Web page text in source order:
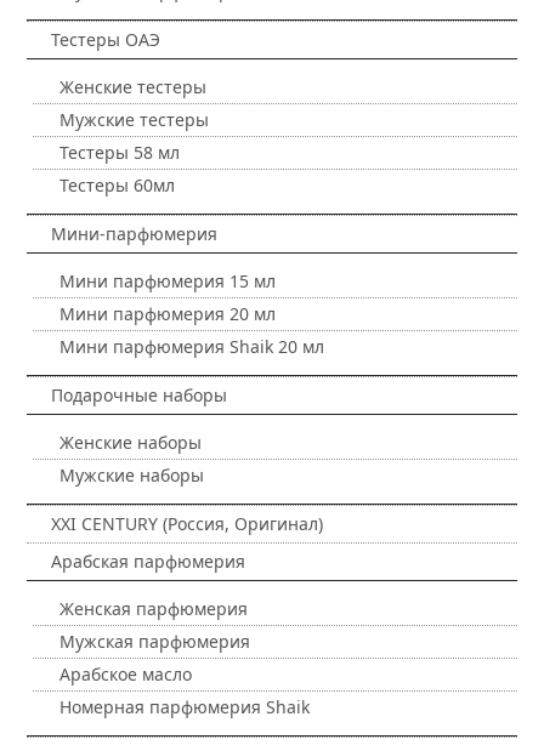
Тестеры ОАЭ
Женские тестеры
Мужские тестеры
Тестеры 58 мл
Тестеры 60мл
Мини-парфюмерия
Мини парфюмерия 15 мл
Мини парфюмерия 20 мл
Мини парфюмерия Shaik 20 мл
Подарочные наборы
Женские наборы
Мужские наборы
XXI CENTURY (Россия, Оригинал)
Арабская парфюмерия
Женская парфюмерия
Мужская парфюмерия
Арабское масло
Номерная парфюмерия Shaik